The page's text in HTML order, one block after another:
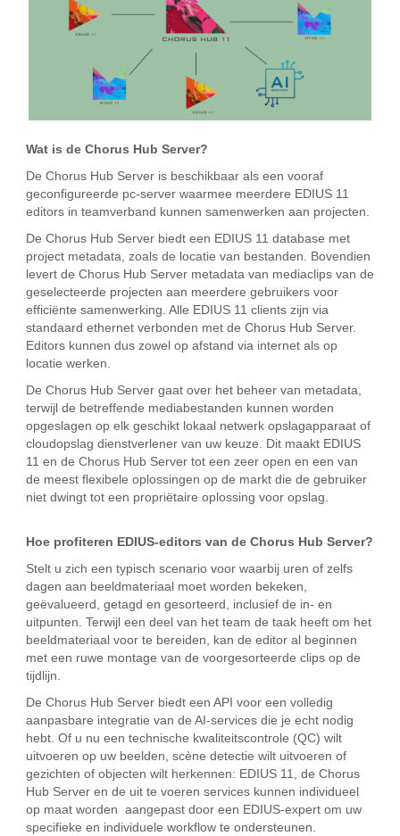
Wat is de Chorus Hub Server?
De Chorus Hub Server is beschikbaar als een vooraf
geconfigureerde pc-server waarmee meerdere EDIUS 11
editors in teamverband kunnen samenwerken aan projecten.
De Chorus Hub Server biedt een EDIUS 11 database met
project metadata, zoals de locatie van bestanden. Bovendien
levert de Chorus Hub Server metadata van mediaclips van de
geselecteerde projecten aan meerdere gebruikers voor
efficiënte samenwerking. Alle EDIUS 11 clients zijn via
standaard ethernet verbonden met de Chorus Hub Server.
Editors kunnen dus zowel op afstand via internet als op
locatie werken.
De Chorus Hub Server gaat over het beheer van metadata,
terwijl de betreffende mediabestanden kunnen worden
opgeslagen op elk geschikt lokaal netwerk opslagapparaat of
cloudopslag dienstverlener van uw keuze. Dit maakt EDIUS
11 en de Chorus Hub Server tot een zeer open en een van
de meest flexibele oplossingen op de markt die de gebruiker
niet dwingt tot een propriëtaire oplossing voor opslag.
Hoe profiteren EDIUS-editors van de Chorus Hub Server?
Stelt u zich een typisch scenario voor waarbij uren of zelfs
dagen aan beeldmateriaal moet worden bekeken,
geëvalueerd, getagd en gesorteerd, inclusief de in- en
uitpunten. Terwijl een deel van het team de taak heeft om het
beeldmateriaal voor te bereiden, kan de editor al beginnen
met een ruwe montage van de voorgesorteerde clips op de
tijdlijn.
De Chorus Hub Server biedt een API voor een volledig
aanpasbare integratie van de AI-services die je echt nodig
hebt. Of u nu een technische kwaliteitscontrole (QC) wilt
uitvoeren op uw beelden, scène detectie wilt uitvoeren of
gezichten of objecten wilt herkennen: EDIUS 11, de Chorus
Hub Server en de uit te voeren services kunnen individueel
op maat worden aangepast door een EDIUS-expert om uw
specifieke en individuele workflow te ondersteunen.